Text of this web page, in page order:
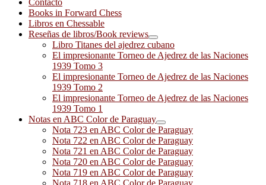
Contacto
Books in Forward Chess
Libros en Chessable
Reseñas de libros/Book reviews
Libro Titanes del ajedrez cubano
El impresionante Torneo de Ajedrez de las Naciones
1939 Tomo 3
El impresionante Torneo de Ajedrez de las Naciones
1939 Tomo 2
El impresionante Torneo de Ajedrez de las Naciones
1939 Tomo 1
Notas en ABC Color de Paraguay
Nota 723 en ABC Color de Paraguay
Nota 722 en ABC Color de Paraguay
Nota 721 en ABC Color de Paraguay
Nota 720 en ABC Color de Paraguay
Nota 719 en ABC Color de Paraguay
Nota 718 en ABC Color de Paraguay